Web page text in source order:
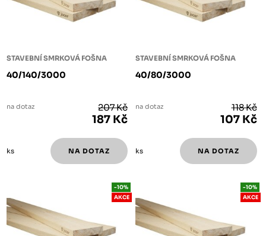
STAVEBNÍ SMRKOVÁ FOŠNA
40/140/3000
na dotaz 207 Kč
187 Kč
ks
STAVEBNÍ SMRKOVÁ FOŠNA
40/80/3000
na dotaz 118 Kč
107 Kč
ks
-10%
AKCE
-10%
AKCE